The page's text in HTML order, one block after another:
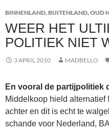
BINNENLAND,BUITENLAND,OUD
WEER HET
POLITIEK NIET
3 APRIL 2010 MADBELLO
En vooral de partijpolitiek
Middelkoop hield alternatief
achter en dit is echt te
schande voor Nederland,